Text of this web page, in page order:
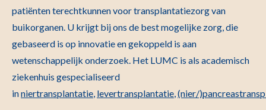
patiënten terechtkunnen voor transplantatiezorg van
buikorganen. U krijgt bij ons de best mogelijke zorg, die
gebaseerd is op innovatie en gekoppeld is aan
wetenschappelijk onderzoek. Het LUMC is als academisch
ziekenhuis gespecialiseerd
inniertransplantatie, levertransplantatie,(nier/